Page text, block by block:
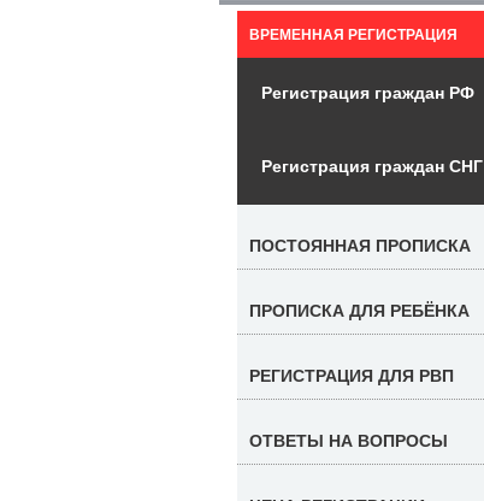
ВРЕМЕННАЯ РЕГИСТРАЦИЯ
Регистрация граждан РФ
Регистрация граждан СНГ
ПОСТОЯННАЯ ПРОПИСКА
ПРОПИСКА ДЛЯ РЕБЁНКА
РЕГИСТРАЦИЯ ДЛЯ РВП
ОТВЕТЫ НА ВОПРОСЫ